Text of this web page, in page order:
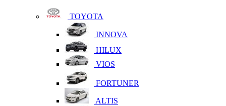
TOYOTA
INNOVA
HILUX
VIOS
FORTUNER
ALTIS